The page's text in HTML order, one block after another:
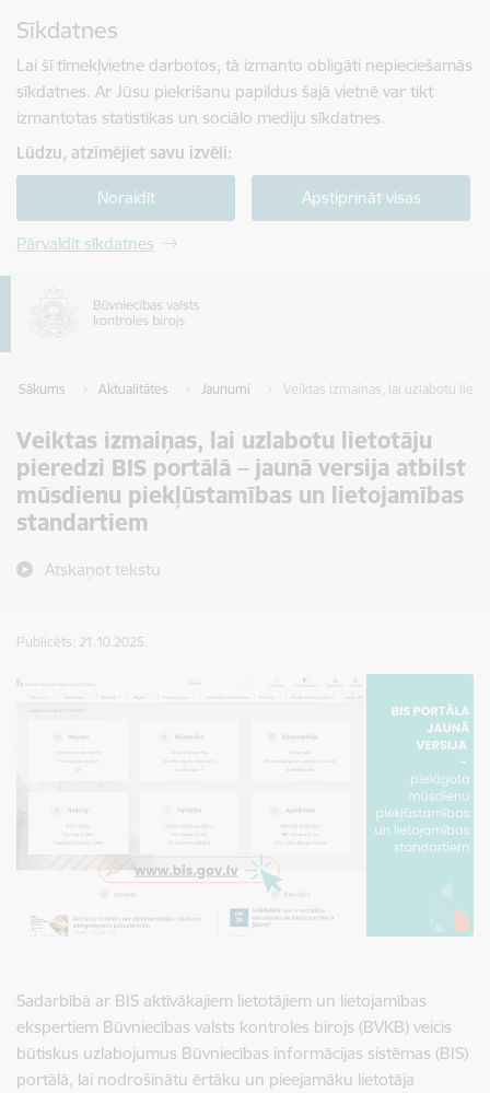
Sīkdatnes
Lai šī tīmekļvietne darbotos, tā izmanto obligāti nepieciešamās
sīkdatnes. Ar Jūsu piekrišanu papildus šajā vietnē var tikt
izmantotas statistikas un sociālo mediju sīkdatnes.
Lūdzu, atzīmējiet savu izvēli:
Noraidīt Apstiprināt visas
Pārvaldīt sīkdatnes
Sākums Aktualitātes Jaunumi Veiktas izmaiņas, lai uzlabotu
Veiktas izmaiņas, lai uzlabotu lietotāju
pieredzi BIS portālā – jaunā versija atbilst
mūsdienu piekļūstamības un lietojamības
standartiem
Atskaņot tekstu
Publicēts: 21.10.2025.
Sadarbībā ar BIS aktīvākajiem lietotājiem un lietojamības
ekspertiem Būvniecības valsts kontroles birojs (BVKB) veicis
būtiskus uzlabojumus Būvniecības informācijas sistēmas (BIS)
portālā, lai nodrošinātu ērtāku un pieejamāku lietotāja